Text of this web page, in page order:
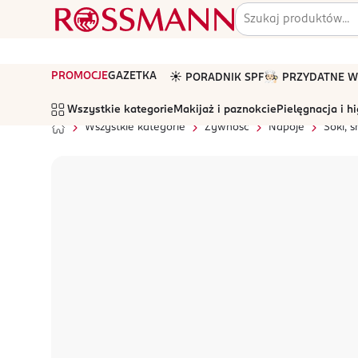
PROMOCJEGAZETKA ☀️ PORADNIK SPF🧑🏻‍🍳 PRZYDATNE
Wszystkie kategorie Makijaż i paznokcie Pielęgnacja i
Wszystkie kategorie
Żywność Napoje Soki,